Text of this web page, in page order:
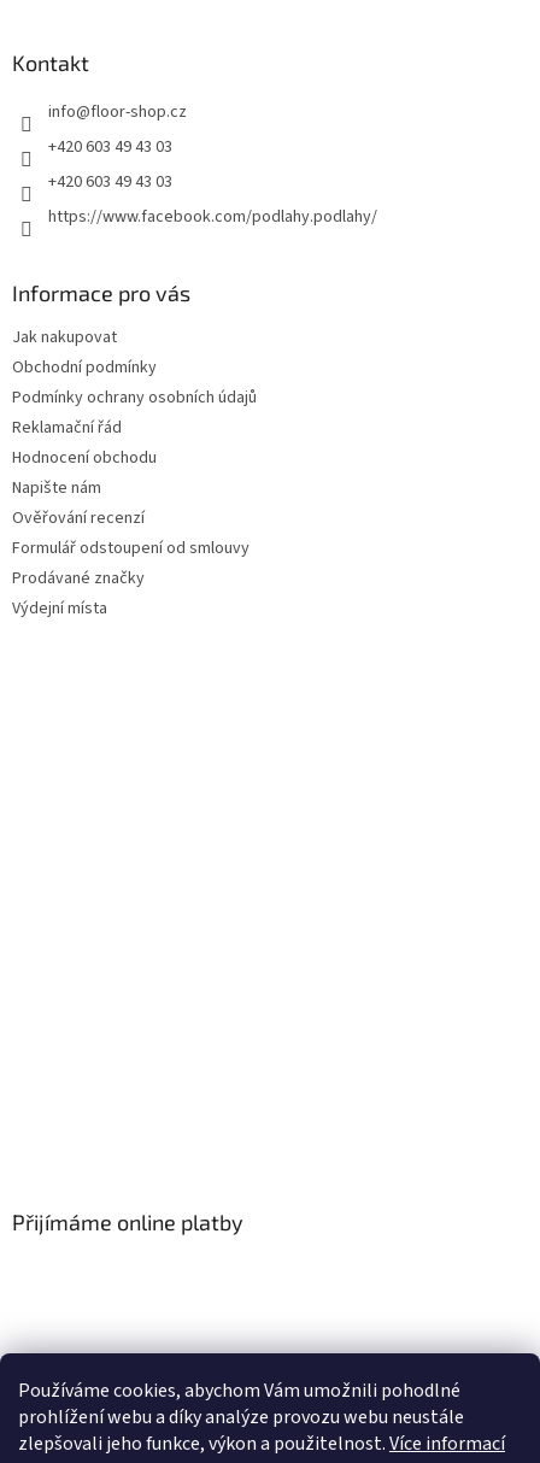
Používáme cookies, abychom Vám umožnili pohodlné
prohlížení webu a díky analýze provozu webu neustále
zlepšovali jeho funkce, výkon a použitelnost.Více informací
Kontakt
info@floor-shop.cz
+420 603 49 43 03
+420 603 49 43 03
https://www.facebook.com/podlahy.podlahy/
Informace pro vás
Jak nakupovat
Obchodní podmínky
Podmínky ochrany osobních údajů
Reklamační řád
Hodnocení obchodu
Napište nám
Ověřování recenzí
Formulář odstoupení od smlouvy
Prodávané značky
Výdejní místa
Přijímáme online platby